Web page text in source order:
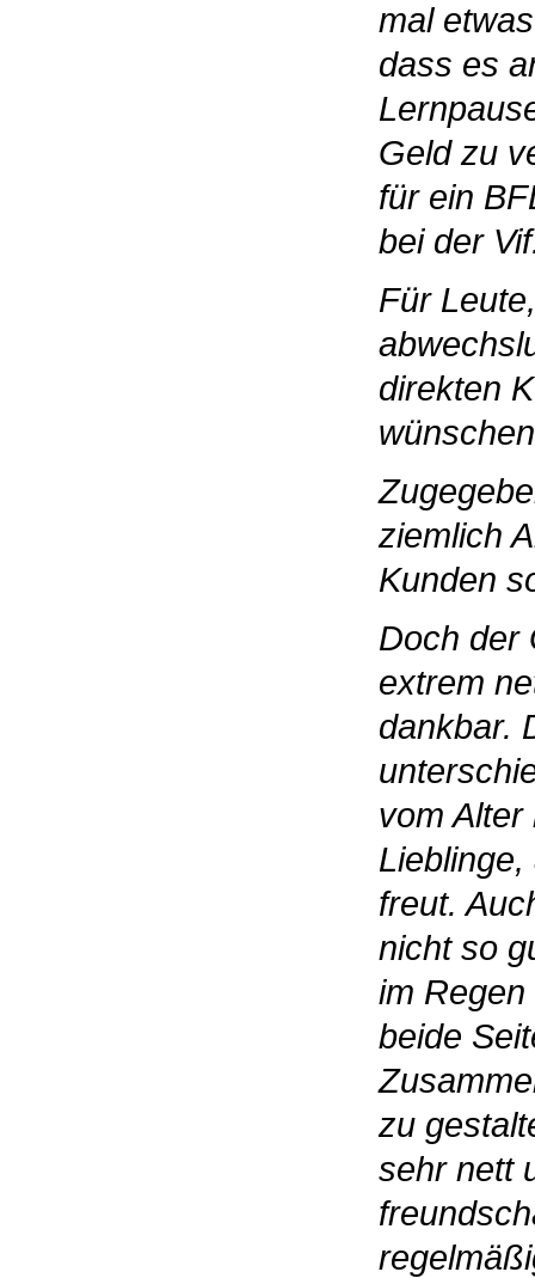
mal
dass es
Geld zu
für ein
bei der
Für
direkten
ziemlich
Kunden
Doch der
extrem
dankbar.
vom
freut.
nicht so
im
beide
zu
sehr nett